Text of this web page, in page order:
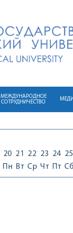
МЕЖДУНАРОДНОЕ
СОТРУДНИЧЕСТВО
20
Пн
21
Вт
22
Ср
23
Чт
24
Пт
25
Сб